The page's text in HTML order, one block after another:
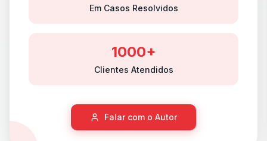
Em Casos Resolvidos
1000+
Clientes Atendidos
Falar com o Autor